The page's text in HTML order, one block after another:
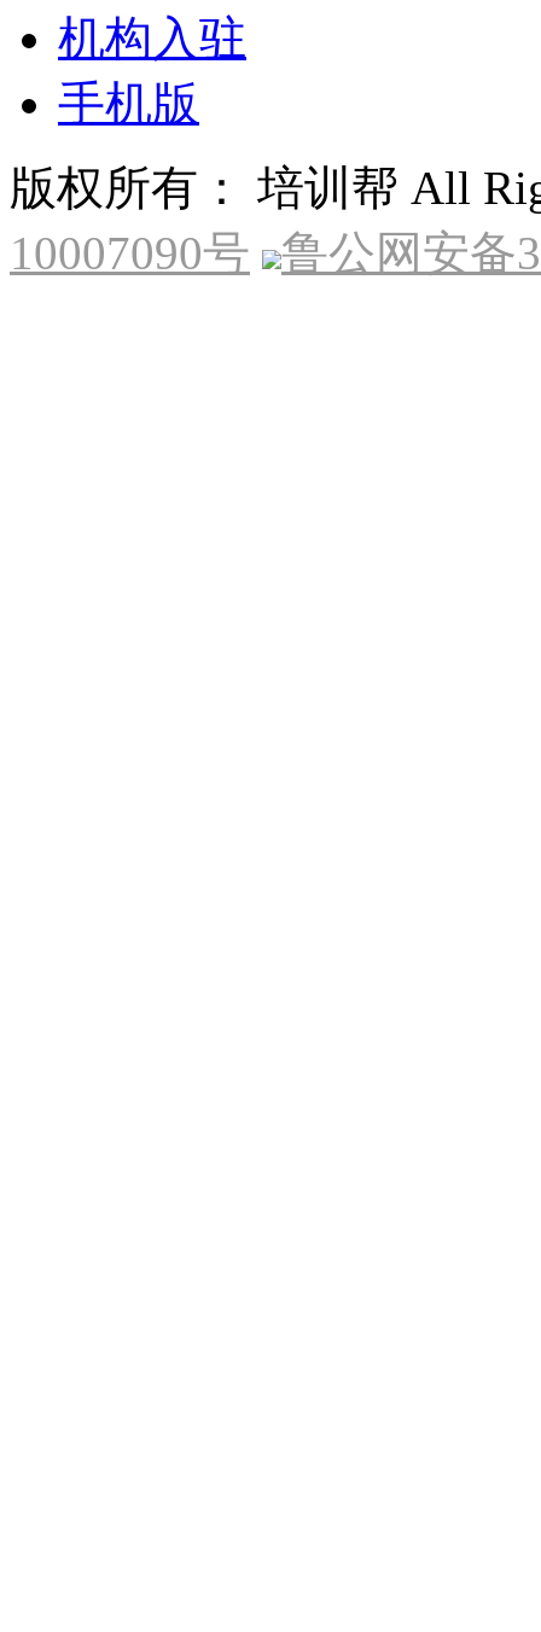
机构入驻
手机版
版权所有： 培训帮 All
10007090号
鲁公网安备